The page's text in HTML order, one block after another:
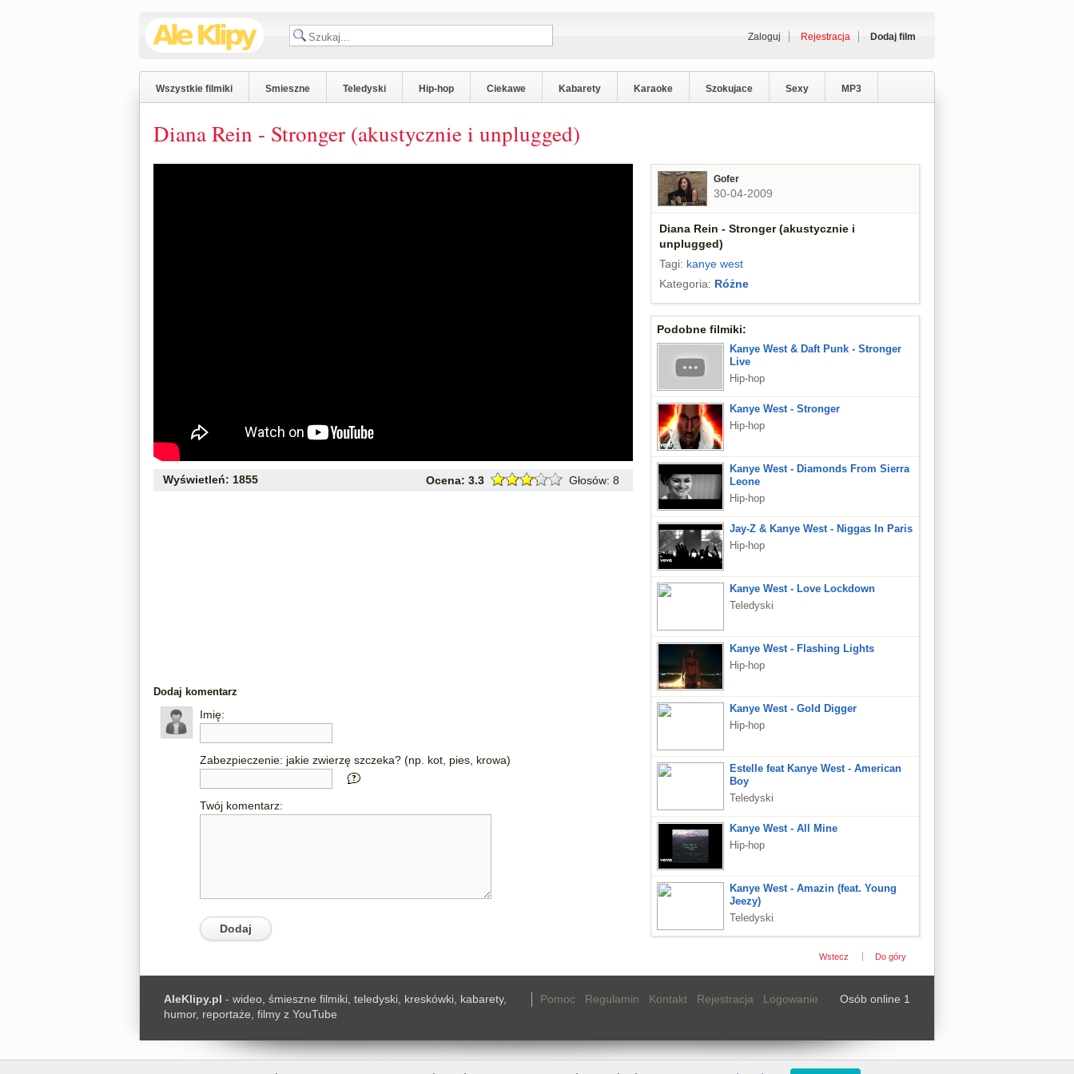
Zaloguj Rejestracja Dodaj film
Wszystkie filmiki Smieszne Teledyski Hip-hop Ciekawe Kabarety Karaoke Szokujace Sexy MP3
Diana Rein - Stronger (akustycznie i unplugged)
Wyświetleń: 1855 Ocena: 3.3 Głosów: 8
Dodaj komentarz
Imię:
Zabezpieczenie: jakie zwierzę szczeka? (np. kot, pies, krowa)
Twój komentarz:
Gofer
30-04-2009
Diana Rein - Stronger (akustycznie i
unplugged)
Tagi: kanye west
Kategoria: Różne
Podobne filmiki:
Kanye West & Daft Punk - Stronger
Live
Hip-hop
Kanye West - Stronger
Hip-hop
Kanye West - Diamonds From Sierra
Leone
Hip-hop
Jay-Z & Kanye West - Niggas In Paris
Hip-hop
Kanye West - Love Lockdown
Teledyski
Kanye West - Flashing Lights
Hip-hop
Kanye West - Gold Digger
Hip-hop
Estelle feat Kanye West - American
Boy
Teledyski
Kanye West - All Mine
Hip-hop
Kanye West - Amazin (feat. Young
Jeezy)
Teledyski
Wstecz Do góry
AleKlipy.pl - wideo, śmieszne filmiki, teledyski, kreskówki, kabarety,
humor, reportaże, filmy z YouTube
Pomoc Regulamin Kontakt Rejestracja Logowanie Osób online 1